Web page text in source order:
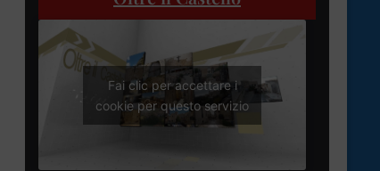
Fai clic per accettare i
cookie per questo servizio